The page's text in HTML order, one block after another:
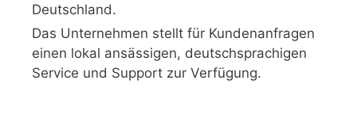
Deutschland.
Das Unternehmen stellt für Kundenanfragen
einen lokal ansässigen, deutschsprachigen
Service und Support zur Verfügung.